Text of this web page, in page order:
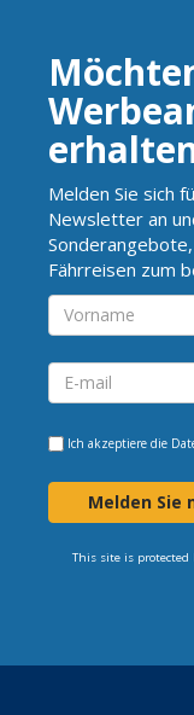
Melden Sie sich
Newsletter an
Fährreisen zum
Ich akzeptiere die
Melden Sie
This site is protected